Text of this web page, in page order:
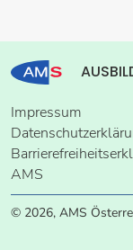
Impressum
AMS
© 2026, AMS